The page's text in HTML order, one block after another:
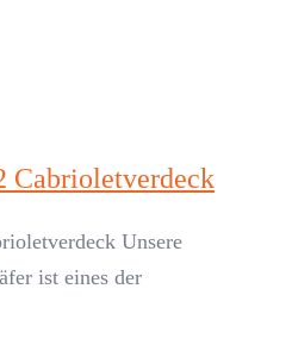
Cabrioletverdeck
Unsere
ist eines der